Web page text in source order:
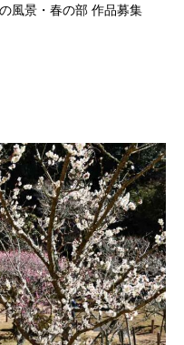
風景・春の部 作品募集